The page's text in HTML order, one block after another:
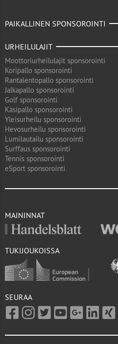
PAIKALLINEN SPONSOROINTI
URHEILULAJIT
Moottoriurheilulajit sponsorointi
Koripallo sponsorointi
Rantalentopallo sponsorointi
Jalkapallo sponsorointi
Golf sponsorointi
Käsipallo sponsorointi
Yleisurheilu sponsorointi
Hevosurheilu sponsorointi
Lumilautailu sponsorointi
Surffaus sponsorointi
Tennis sponsorointi
eSport sponsorointi
MAININNAT
TUKIJOUKOISSA
SEURAA